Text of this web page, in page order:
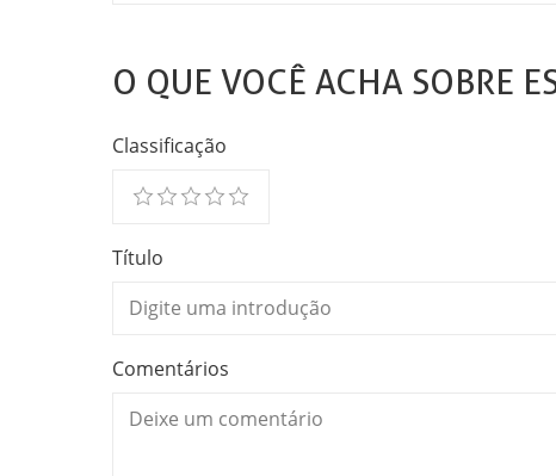
O QUE VOCÊ ACHA SOBRE
Classificação
Título
Comentários